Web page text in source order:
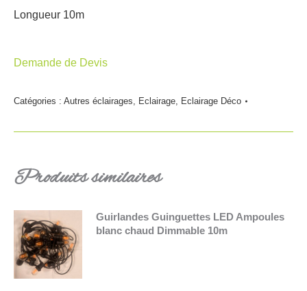
Longueur 10m
Demande de Devis
Catégories : Autres éclairages, Eclairage, Eclairage Déco
Produits similaires
Guirlandes Guinguettes LED Ampoules
blanc chaud Dimmable 10m